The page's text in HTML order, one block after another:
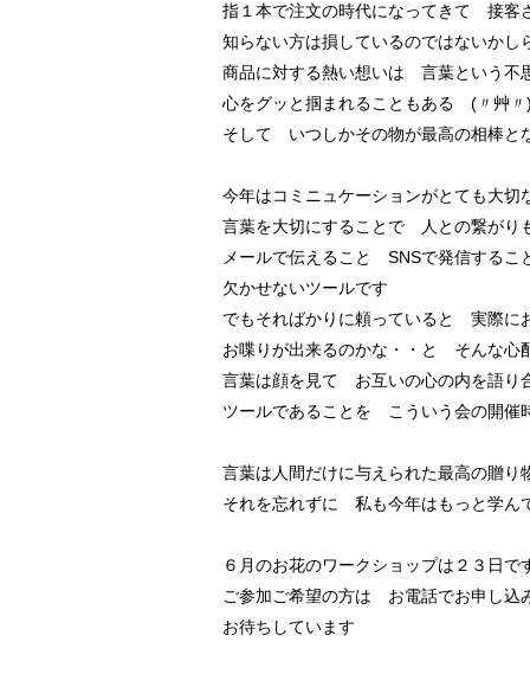
指１本で注文の時代になってきて 接客
知らない方は損しているのではないかし
商品に対する熱い想いは 言葉という不
心をグッと掴まれることもある (〃艸〃
そして いつしかその物が最高の相棒と
今年はコミニュケーションがとても大切
言葉を大切にすることで 人との繋がり
メールで伝えること SNSで発信する
欠かせないツールです
でもそればかりに頼っていると 実際に
お喋りが出来るのかな・・と そんな心
言葉は顔を見て お互いの心の内を語
ツールであることを こういう会の開催
言葉は人間だけに与えられた最高の贈り
それを忘れずに 私も今年はもっと学ん
６月のお花のワークショップは２３日で
ご参加ご希望の方は お電話でお申し込
お待ちしています